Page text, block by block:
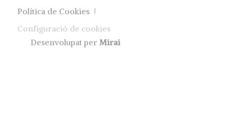
Política de Cookies
Configuració de cookies
Desenvolupat per Mirai